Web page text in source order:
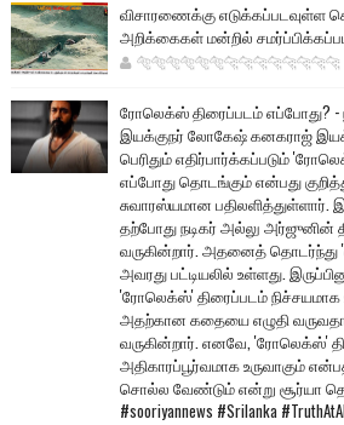
விசாரணைக்கு எடுக்கப்படவுள்ள
அறிக்கைகள் மன்றில்
🐅🐅🐅🐅🐅🐅🐆🐆🐆🐆🐆🐆🐆🐆
ரோலெக்ஸ் திரைப்படம் எப்போது? -
இயக்குநர் லோகேஷ் கனகராஜ்
பெரிதும் எதிர்பார்க்கப்படும்
எப்போது தொடங்கும் என்பது
சுவாரஸ்யமான
தற்போது நடிகர் அல்லு அர்ஜுனின்
வருகின்றார். அதனைத் தொடர்ந்து
அவரது பட்டியலில் உள்ளது.
'ரோலெக்ஸ்' திரைப்படம் நிச்சயமாக
அதற்கான கதையை எழுதி
வருகின்றார். எனவே, 'ரோலெக்ஸ்'
அதிகாரப்பூர்வமாக உருவாகும்
சொல்ல வேண்டும் என்று சூர்யா
#sooriyannews #Srilanka